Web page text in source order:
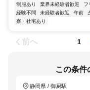
制服あり 業界未経験者歓迎 フ
経験不問
未経験者歓迎 午前
寮・社宅あり
前へ 1
この条件
静岡県 / 御厨駅